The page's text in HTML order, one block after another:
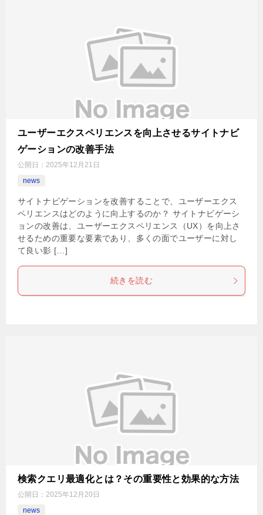
ユーザーエクスペリエンスを向上させるサイトナビ
ゲーションの改善手法
公開日： 2025年12月21日
news
サイトナビゲーションを改善することで、ユーザーエクス
ペリエンスはどのように向上するのか？ サイトナビゲーシ
ョンの改善は、ユーザーエクスペリエンス（UX）を向上さ
せるための重要な要素であり、多くの面でユーザーに対し
て良い影 […]
続きを読む
検索クエリ最適化とは？その重要性と効果的な方法
公開日： 2025年12月20日
news